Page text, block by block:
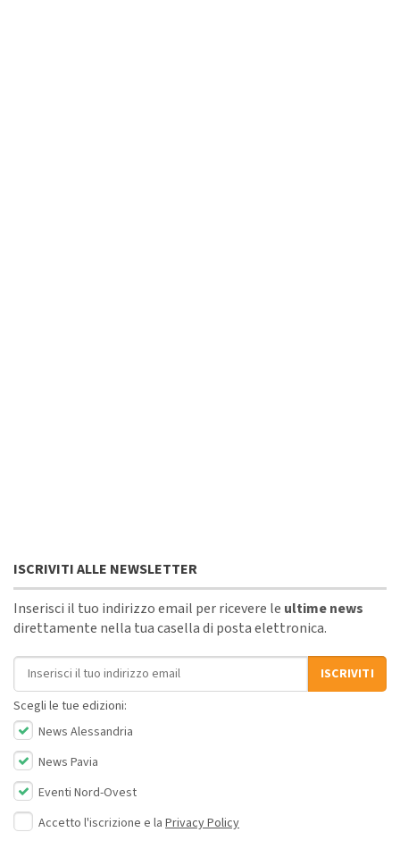
ISCRIVITI ALLE NEWSLETTER
Inserisci il tuo indirizzo email per ricevere le ultime news
direttamente nella tua casella di posta elettronica.
Indirizzo email
ISCRIVITI
Scegli le tue edizioni:
News Alessandria
News Pavia
Eventi Nord-Ovest
Accetto l'iscrizione e la Privacy Policy